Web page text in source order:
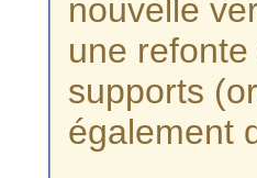
nouvelle
une
supports
également